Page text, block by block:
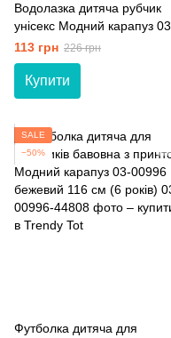
Водолазка дитяча рубчик
унісекс Модний карапуз 03-
01194 бежевий 92 см (2
роки)
113 грн 226 грн
Купити
SALE
−50%
Футболка дитяча для